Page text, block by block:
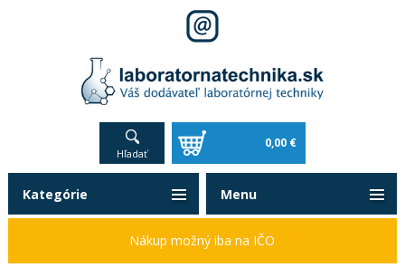
Hľadať
0,00 €
Kategórie
Nákup možný iba na IČO
Menu